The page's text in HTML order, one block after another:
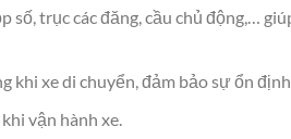
số, trục các đăng, cầu chủ động,…
khi xe di chuyển, đảm bảo sự ổn
vận hành xe.